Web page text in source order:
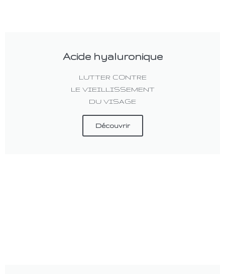
Acide hyaluronique
LUTTER CONTRE
LE VIEILLISSEMENT
DU VISAGE
Découvrir